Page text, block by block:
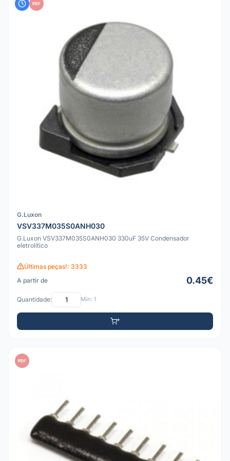
PDF
G.Luxon
VSV337M035S0ANH030
G.Luxon VSV337M035S0ANH030 330uF 35V Condensador
eletrolítico
Últimas peças!: 3333
A partir de
0.45€
Quantidade: Mín: 1
PDF